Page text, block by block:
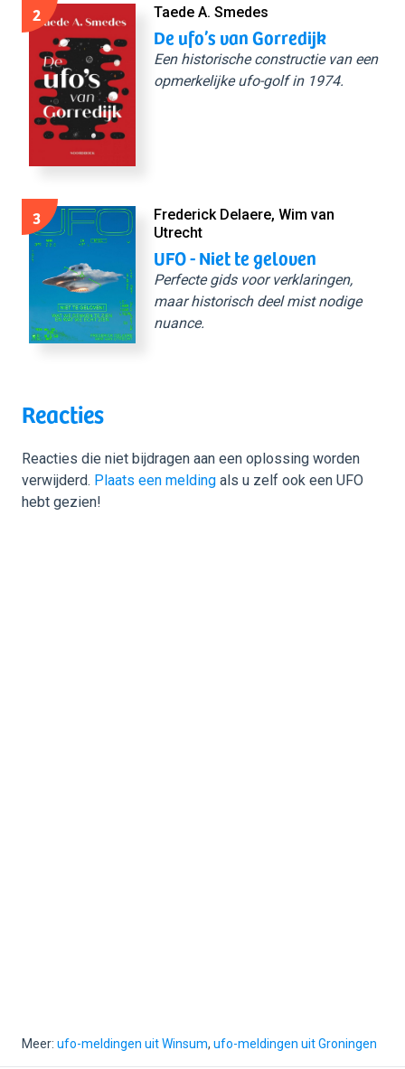
2 Taede A. Smedes
De ufo’s van Gorredijk
Een historische constructie van een
opmerkelijke ufo-golf in 1974.
3
Frederick Delaere, Wim van
Utrecht
UFO - Niet te geloven
Perfecte gids voor verklaringen,
maar historisch deel mist nodige
nuance.
Reacties
Reacties die niet bijdragen aan een oplossing worden
verwijderd. Plaats een melding als u zelf ook een UFO
hebt gezien!
Meer: ufo-meldingen uit Winsum, ufo-meldingen uit Groningen